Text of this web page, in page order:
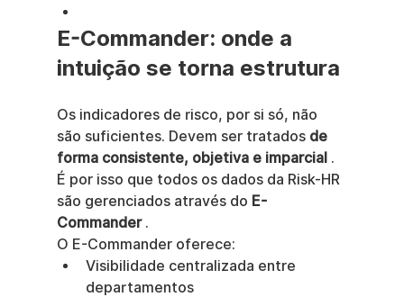
E-Commander: onde a
intuição se torna estrutura
Os indicadores de risco, por si só, não
são suficientes. Devem ser tratados de
forma consistente, objetiva e imparcial .
É por isso que todos os dados da Risk-HR
são gerenciados através do E-
Commander .
O E-Commander oferece:
Visibilidade centralizada entre
departamentos